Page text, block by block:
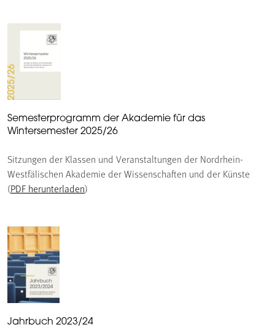
Semesterprogramm der Akademie für das
Wintersemester 2025/26
Sitzungen der Klassen und Veranstaltungen der Nordrhein-
Westfälischen Akademie der Wissenschaften und der Künste
(PDF herunterladen)
Jahrbuch 2023/24